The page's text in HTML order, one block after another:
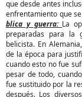
que desde antes
enfrentamiento que
blica y guerra: La
preparadas para la
belicista. En
de la época para
cuando esto no fue
pesar de todo,
fue sustituido por la
después. Los